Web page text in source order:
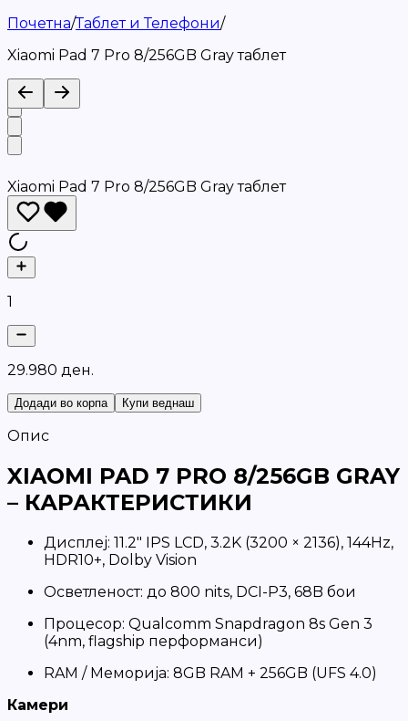
Почетна/Таблет и Телефони/
Xiaomi Pad 7 Pro 8/256GB Gray таблет
Xiaomi Pad 7 Pro 8/256GB Gray таблет
1
29.980 ден.
Додади во корпа Купи веднаш
Опис
XIAOMI PAD 7 PRO 8/256GB GRAY
– КАРАКТЕРИСТИКИ
Дисплеј: 11.2" IPS LCD, 3.2K (3200 × 2136), 144Hz,
HDR10+, Dolby Vision
Осветленост: до 800 nits, DCI-P3, 68B бои
Процесор: Qualcomm Snapdragon 8s Gen 3
(4nm, flagship перформанси)
RAM / Меморија: 8GB RAM + 256GB (UFS 4.0)
Камери